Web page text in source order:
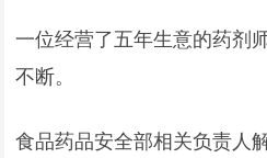
一位经营了五年生意的药剂
不断。
食品药品安全部相关负责人